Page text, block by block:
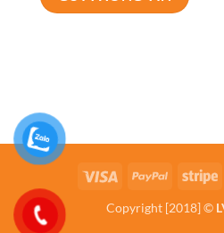
Visa PayPal
Copyright [2018] ©